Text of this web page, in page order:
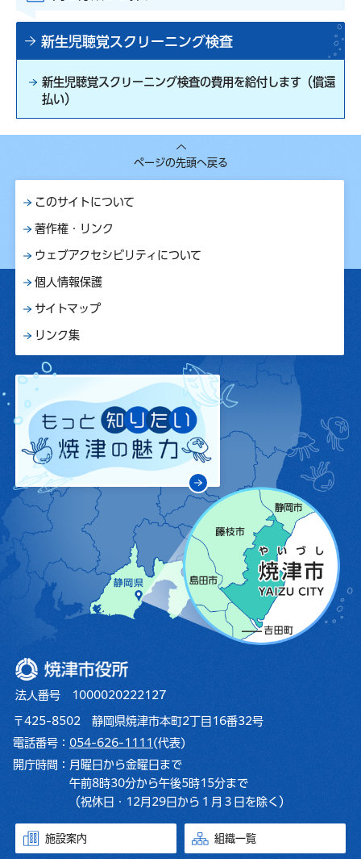
新生児聴覚スクリーニング検査
新生児聴覚スクリーニング検査の費用を給付します（償還
払い）
ページの先頭へ戻る
このサイトについて
著作権・リンク
ウェブアクセシビリティについて
個人情報保護
サイトマップ
リンク集
焼津市役所
法人番号 1000020222127
〒425-8502 静岡県焼津市本町2丁目16番32号
電話番号： 054-626-1111 (代表)
開庁時間： 月曜日から金曜日まで
午前8時30分から午後5時15分まで
（祝休日・12月29日から１月３日を除く）
施設案内 組織一覧